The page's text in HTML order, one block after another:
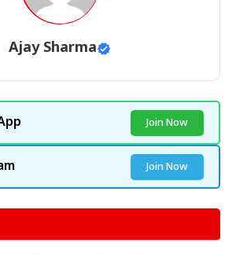
Ajay Sharma
Join Now
Join Now